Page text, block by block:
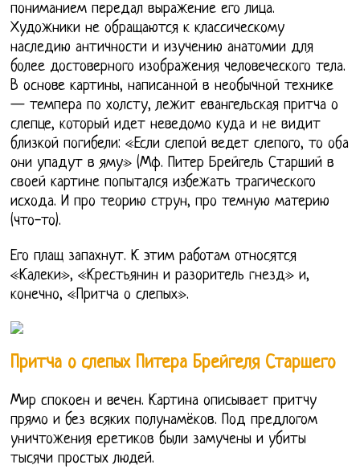
пониманием передал выражение его лица.
Художники не обращаются к классическому
наследию античности и изучению анатомии для
более достоверного изображения человеческого тела.
В основе картины, написанной в необычной технике
— темпера по холсту, лежит евангельская притча о
слепце, который идет неведомо куда и не видит
близкой погибели: «Если слепой ведет слепого, то оба
они упадут в яму» (Мф. Питер Брейгель Старший в
своей картине попытался избежать трагического
исхода. И про теорию струн, про темную материю
(что-то).
Его плащ запахнут. К этим работам относятся
«Калеки», «Крестьянин и разоритель гнезд» и,
конечно, «Притча о слепых».
Притча о слепых Питера Брейгеля Старшего
Мир спокоен и вечен. Картина описывает притчу
прямо и без всяких полунамёков. Под предлогом
уничтожения еретиков были замучены и убиты
тысячи простых людей.